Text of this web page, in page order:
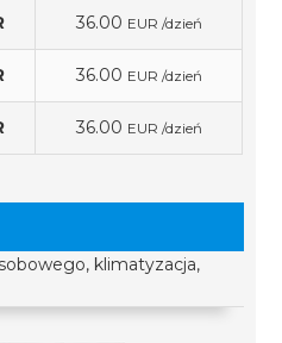
36.00 EUR /dzień
36.00 EUR /dzień
36.00 EUR /dzień
klimatyzacja,